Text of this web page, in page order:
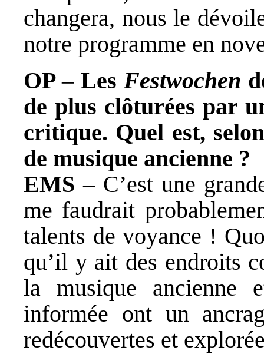
changera, nous le
notre programme en
OP – Les Festwochen
de plus clôturées par
critique. Quel est,
de musique ancienne ?
EMS –C’est une
me faudrait
talents de voyance !
qu’il y ait des endroits
la musique ancienne
informée ont un
redécouvertes et